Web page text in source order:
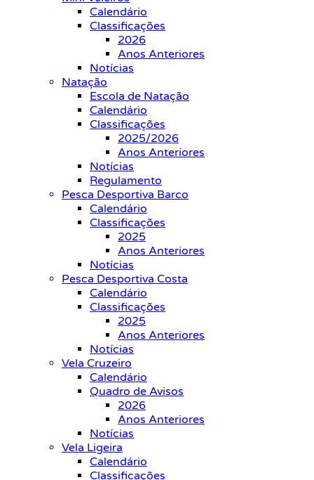
Calendário
Classificações
2026
Anos Anteriores
Notícias
Natação
Escola de Natação
Calendário
Classificações
2025/2026
Anos Anteriores
Notícias
Regulamento
Pesca Desportiva Barco
Calendário
Classificações
2025
Anos Anteriores
Notícias
Pesca Desportiva Costa
Calendário
Classificações
2025
Anos Anteriores
Notícias
Vela Cruzeiro
Calendário
Quadro de Avisos
2026
Anos Anteriores
Notícias
Vela Ligeira
Calendário
Classificações